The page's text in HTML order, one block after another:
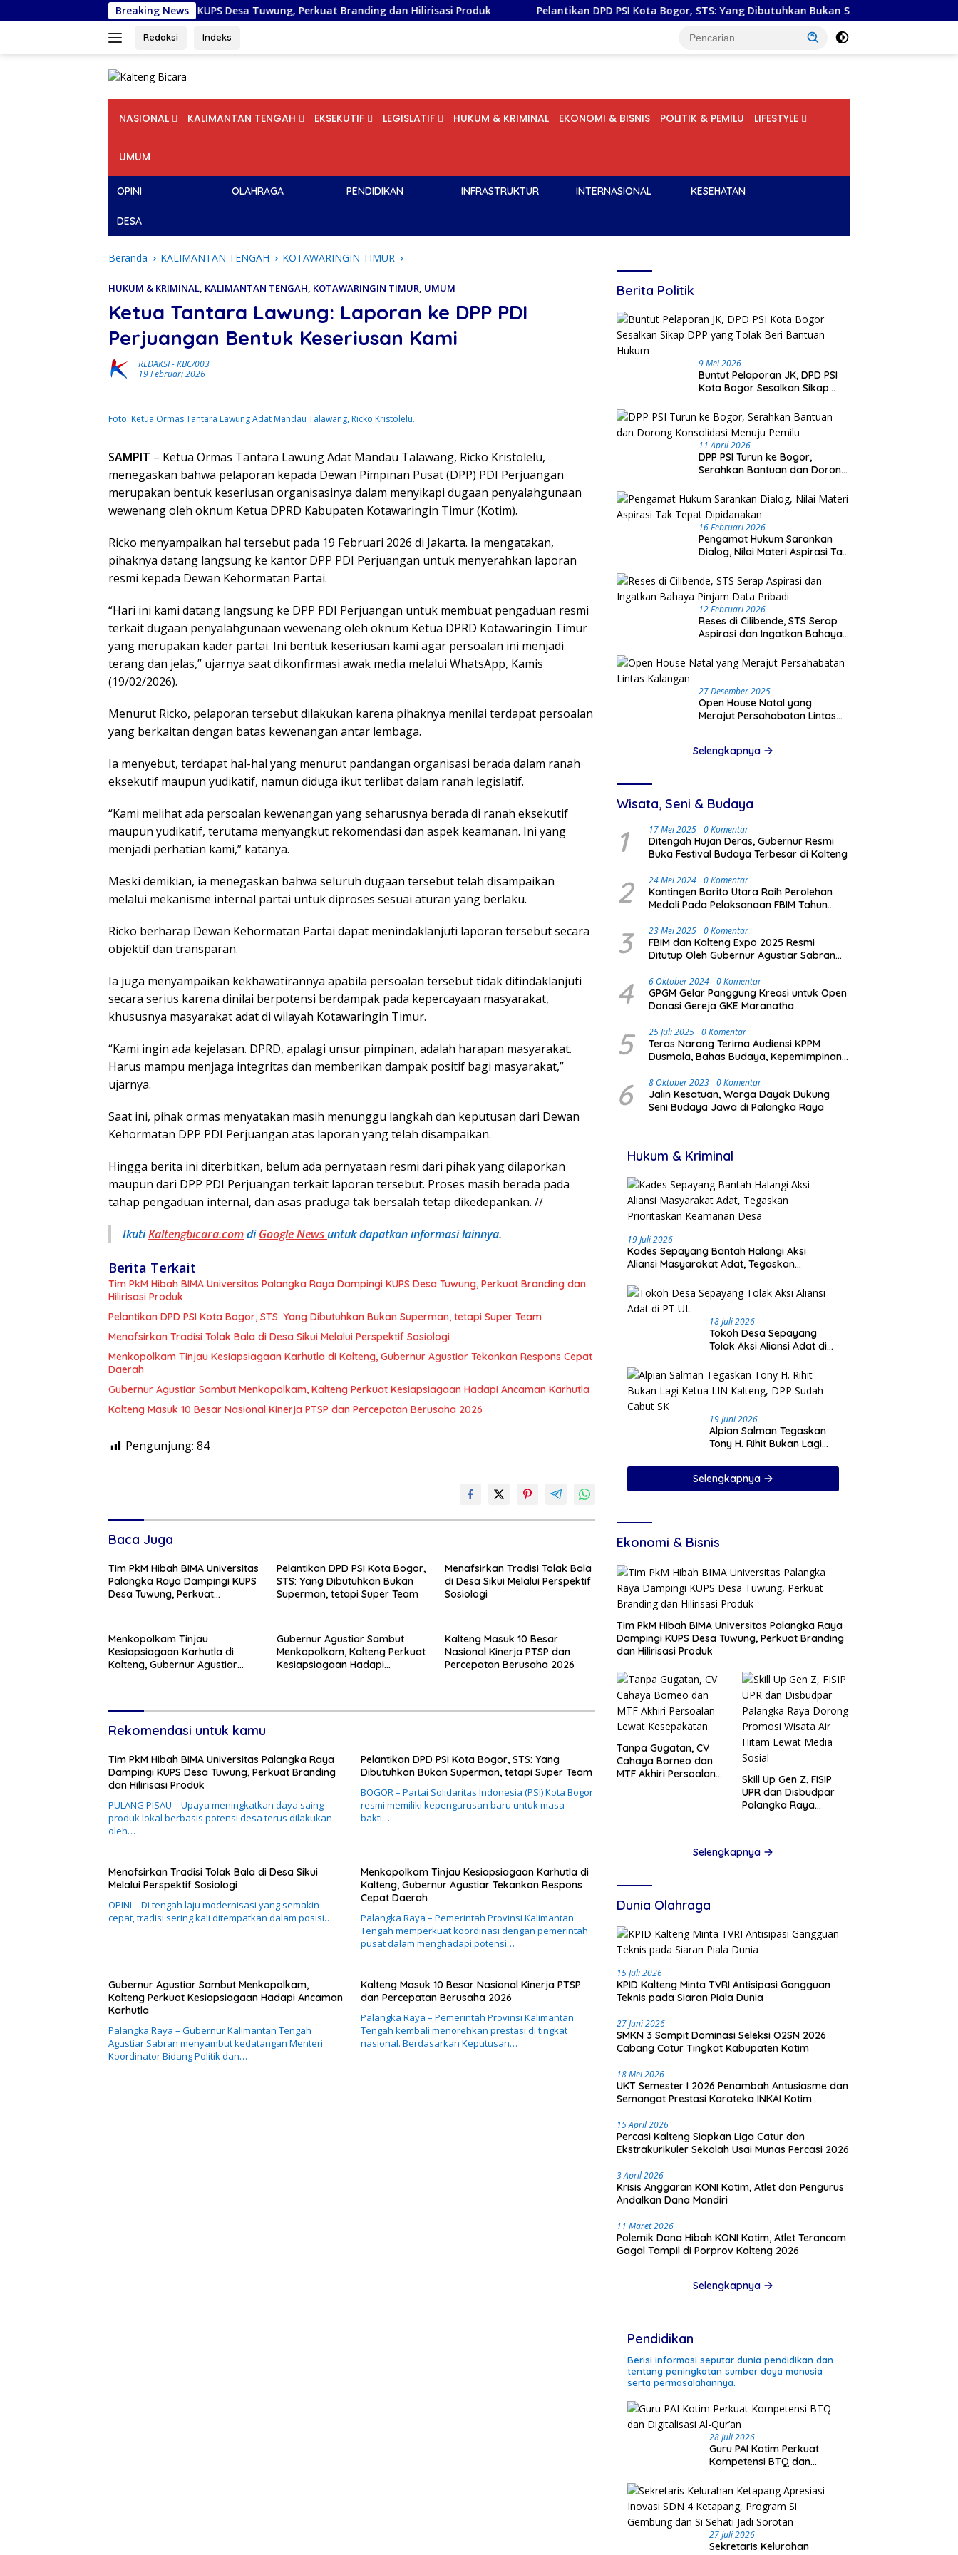
ke
Breaking News
Raya Dampingi KUPS Desa Tuwung, Perkuat Branding dan Hilirisasi Produk Pelantikan DPD PSI Kota Bogor, STS: Yang Dibutuhkan Bukan Superman, tetapi Super Team
Redaksi Indeks
NASIONAL KALIMANTAN TENGAH EKSEKUTIF LEGISLATIF HUKUM & KRIMINAL EKONOMI & BISNIS POLITIK & PEMILU LIFESTYLE
UMUM
OPINI OLAHRAGA PENDIDIKAN INFRASTRUKTUR INTERNASIONAL KESEHATAN
DESA
Beranda KALIMANTAN TENGAH KOTAWARINGIN TIMUR
HUKUM & KRIMINAL, KALIMANTAN TENGAH, KOTAWARINGIN TIMUR, UMUM
Ketua Tantara Lawung: Laporan ke DPP PDI
Perjuangan Bentuk Keseriusan Kami
REDAKSI-KBC/003
19 Februari 2026
Foto: Ketua Ormas Tantara Lawung Adat Mandau Talawang, Ricko Kristolelu.
SAMPIT – Ketua Ormas Tantara Lawung Adat Mandau Talawang, Ricko Kristolelu,
menegaskan bahwa pelaporan kepada Dewan Pimpinan Pusat (DPP) PDI Perjuangan
merupakan bentuk keseriusan organisasinya dalam menyikapi dugaan penyalahgunaan
wewenang oleh oknum Ketua DPRD Kabupaten Kotawaringin Timur (Kotim).
Ricko menyampaikan hal tersebut pada 19 Februari 2026 di Jakarta. Ia mengatakan,
pihaknya datang langsung ke kantor DPP PDI Perjuangan untuk menyerahkan laporan
resmi kepada Dewan Kehormatan Partai.
“Hari ini kami datang langsung ke DPP PDI Perjuangan untuk membuat pengaduan resmi
terkait dugaan penyalahgunaan wewenang oleh oknum Ketua DPRD Kotawaringin Timur
yang merupakan kader partai. Ini bentuk keseriusan kami agar persoalan ini menjadi
terang dan jelas,” ujarnya saat dikonfirmasi awak media melalui WhatsApp, Kamis
(19/02/2026).
Menurut Ricko, pelaporan tersebut dilakukan karena pihaknya menilai terdapat persoalan
yang berkaitan dengan batas kewenangan antar lembaga.
Ia menyebut, terdapat hal-hal yang menurut pandangan organisasi berada dalam ranah
eksekutif maupun yudikatif, namun diduga ikut terlibat dalam ranah legislatif.
“Kami melihat ada persoalan kewenangan yang seharusnya berada di ranah eksekutif
maupun yudikatif, terutama menyangkut rekomendasi dan aspek keamanan. Ini yang
menjadi perhatian kami,” katanya.
Meski demikian, ia menegaskan bahwa seluruh dugaan tersebut telah disampaikan
melalui mekanisme internal partai untuk diproses sesuai aturan yang berlaku.
Ricko berharap Dewan Kehormatan Partai dapat menindaklanjuti laporan tersebut secara
objektif dan transparan.
Ia juga menyampaikan kekhawatirannya apabila persoalan tersebut tidak ditindaklanjuti
secara serius karena dinilai berpotensi berdampak pada kepercayaan masyarakat,
khususnya masyarakat adat di wilayah Kotawaringin Timur.
“Kami ingin ada kejelasan. DPRD, apalagi unsur pimpinan, adalah harapan masyarakat.
Harus mampu menjaga integritas dan memberikan dampak positif bagi masyarakat,”
ujarnya.
Saat ini, pihak ormas menyatakan masih menunggu langkah dan keputusan dari Dewan
Kehormatan DPP PDI Perjuangan atas laporan yang telah disampaikan.
Hingga berita ini diterbitkan, belum ada pernyataan resmi dari pihak yang dilaporkan
maupun dari DPP PDI Perjuangan terkait laporan tersebut. Proses masih berada pada
tahap pengaduan internal, dan asas praduga tak bersalah tetap dikedepankan. //
IkutiKaltengbicara.comdiGoogle Newsuntuk dapatkan informasi lainnya.
Berita Terkait
Tim PkM Hibah BIMA Universitas Palangka Raya Dampingi KUPS Desa Tuwung, Perkuat Branding dan
Hilirisasi Produk
Pelantikan DPD PSI Kota Bogor, STS: Yang Dibutuhkan Bukan Superman, tetapi Super Team
Menafsirkan Tradisi Tolak Bala di Desa Sikui Melalui Perspektif Sosiologi
Menkopolkam Tinjau Kesiapsiagaan Karhutla di Kalteng, Gubernur Agustiar Tekankan Respons Cepat
Daerah
Gubernur Agustiar Sambut Menkopolkam, Kalteng Perkuat Kesiapsiagaan Hadapi Ancaman Karhutla
Kalteng Masuk 10 Besar Nasional Kinerja PTSP dan Percepatan Berusaha 2026
Pengunjung: 84
Baca Juga
Tim PkM Hibah BIMA Universitas
Palangka Raya Dampingi KUPS
Desa Tuwung, Perkuat
Pelantikan DPD PSI Kota Bogor,
STS: Yang Dibutuhkan Bukan
Superman, tetapi Super Team
Menafsirkan Tradisi Tolak Bala
di Desa Sikui Melalui Perspektif
Sosiologi
Menkopolkam Tinjau
Kesiapsiagaan Karhutla di
Kalteng, Gubernur Agustiar
Gubernur Agustiar Sambut
Menkopolkam, Kalteng Perkuat
Kesiapsiagaan Hadapi
Kalteng Masuk 10 Besar
Nasional Kinerja PTSP dan
Percepatan Berusaha 2026
Rekomendasi untuk kamu
Tim PkM Hibah BIMA Universitas Palangka Raya
Dampingi KUPS Desa Tuwung, Perkuat Branding
dan Hilirisasi Produk
PULANG PISAU – Upaya meningkatkan daya saing
produk lokal berbasis potensi desa terus dilakukan
oleh…
Pelantikan DPD PSI Kota Bogor, STS: Yang
Dibutuhkan Bukan Superman, tetapi Super Team
BOGOR – Partai Solidaritas Indonesia (PSI) Kota Bogor
resmi memiliki kepengurusan baru untuk masa
bakti…
Menafsirkan Tradisi Tolak Bala di Desa Sikui
Melalui Perspektif Sosiologi
OPINI – Di tengah laju modernisasi yang semakin
cepat, tradisi sering kali ditempatkan dalam posisi…
Menkopolkam Tinjau Kesiapsiagaan Karhutla di
Kalteng, Gubernur Agustiar Tekankan Respons
Cepat Daerah
Palangka Raya – Pemerintah Provinsi Kalimantan
Tengah memperkuat koordinasi dengan pemerintah
pusat dalam menghadapi potensi…
Gubernur Agustiar Sambut Menkopolkam,
Kalteng Perkuat Kesiapsiagaan Hadapi Ancaman
Karhutla
Palangka Raya – Gubernur Kalimantan Tengah
Agustiar Sabran menyambut kedatangan Menteri
Koordinator Bidang Politik dan…
Kalteng Masuk 10 Besar Nasional Kinerja PTSP
dan Percepatan Berusaha 2026
Palangka Raya – Pemerintah Provinsi Kalimantan
Tengah kembali menorehkan prestasi di tingkat
nasional. Berdasarkan Keputusan…
Berita Politik
9 Mei 2026
Buntut Pelaporan JK, DPD PSI
Kota Bogor Sesalkan Sikap
Hukum
11 April 2026
DPP PSI Turun ke Bogor,
Serahkan Bantuan dan Dorong
16 Februari 2026
Pengamat Hukum Sarankan
Dialog, Nilai Materi Aspirasi Tak
12 Februari 2026
Reses di Cilibende, STS Serap
Aspirasi dan Ingatkan Bahaya
27 Desember 2025
Open House Natal yang
Merajut Persahabatan Lintas
Selengkapnya
Wisata, Seni & Budaya
1 17 Mei 2025 0 Komentar
Ditengah Hujan Deras, Gubernur Resmi
Buka Festival Budaya Terbesar di Kalteng
2 24 Mei 2024 0 Komentar
Kontingen Barito Utara Raih Perolehan
Medali Pada Pelaksanaan FBIM Tahun
3 23 Mei 2025 0 Komentar
FBIM dan Kalteng Expo 2025 Resmi
Ditutup Oleh Gubernur Agustiar Sabran
Masyarakat
4 6 Oktober 2024 0 Komentar
GPGM Gelar Panggung Kreasi untuk Open
Donasi Gereja GKE Maranatha
5 25 Juli 2025 0 Komentar
Teras Narang Terima Audiensi KPPM
Dusmala, Bahas Budaya, Kepemimpinan,
6 8 Oktober 2023 0 Komentar
Jalin Kesatuan, Warga Dayak Dukung
Seni Budaya Jawa di Palangka Raya
Hukum & Kriminal
19 Juli 2026
Kades Sepayang Bantah Halangi Aksi
Aliansi Masyarakat Adat, Tegaskan
18 Juli 2026
Tokoh Desa Sepayang
Tolak Aksi Aliansi Adat di
19 Juni 2026
Alpian Salman Tegaskan
Tony H. Rihit Bukan Lagi
Sudah Cabut SK
Selengkapnya
Ekonomi & Bisnis
Tim PkM Hibah BIMA Universitas Palangka Raya
Dampingi KUPS Desa Tuwung, Perkuat Branding
dan Hilirisasi Produk
Tanpa Gugatan, CV
Cahaya Borneo dan
MTF Akhiri Persoalan
Skill Up Gen Z, FISIP
UPR dan Disbudpar
Palangka Raya
Selengkapnya
Dunia Olahraga
15 Juli 2026
KPID Kalteng Minta TVRI Antisipasi Gangguan
Teknis pada Siaran Piala Dunia
27 Juni 2026
SMKN 3 Sampit Dominasi Seleksi O2SN 2026
Cabang Catur Tingkat Kabupaten Kotim
18 Mei 2026
UKT Semester I 2026 Penambah Antusiasme dan
Semangat Prestasi Karateka INKAI Kotim
15 April 2026
Percasi Kalteng Siapkan Liga Catur dan
Ekstrakurikuler Sekolah Usai Munas Percasi 2026
3 April 2026
Krisis Anggaran KONI Kotim, Atlet dan Pengurus
Andalkan Dana Mandiri
11 Maret 2026
Polemik Dana Hibah KONI Kotim, Atlet Terancam
Gagal Tampil di Porprov Kalteng 2026
Selengkapnya
Pendidikan
Berisi informasi seputar dunia pendidikan dan
tentang peningkatan sumber daya manusia
serta permasalahannya.
28 Juli 2026
Guru PAI Kotim Perkuat
Kompetensi BTQ dan
27 Juli 2026
Sekretaris Kelurahan